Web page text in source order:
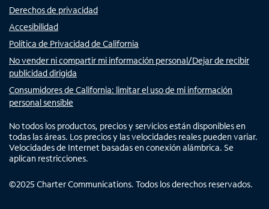
Derechos de privacidad
Accesibilidad
Política de Privacidad de California
No vender ni compartir mi información personal/Dejar de recibir
publicidad dirigida
Consumidores de California: limitar el uso de mi información
personal sensible
No todos los productos, precios y servicios están disponibles en
todas las áreas. Los precios y las velocidades reales pueden variar.
Velocidades de Internet basadas en conexión alámbrica. Se
aplican restricciones.
©2025 Charter Communications. Todos los derechos reservados.